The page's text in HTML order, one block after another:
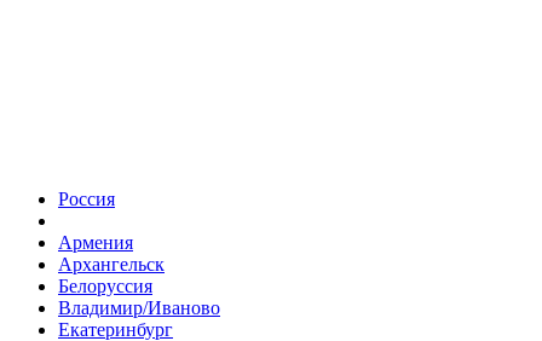
Россия
Армения
Архангельск
Белоруссия
Владимир/Иваново
Екатеринбург